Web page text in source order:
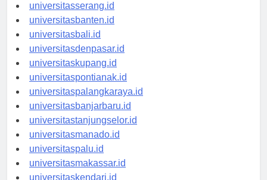
universitassurabaya.id
universitasserang.id
universitasbanten.id
universitasbali.id
universitasdenpasar.id
universitaskupang.id
universitaspontianak.id
universitaspalangkaraya.id
universitasbanjarbaru.id
universitastanjungselor.id
universitasmanado.id
universitaspalu.id
universitasmakassar.id